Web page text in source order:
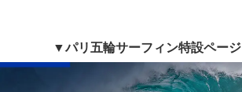
▼パリ五輪サーフィン特設ページ